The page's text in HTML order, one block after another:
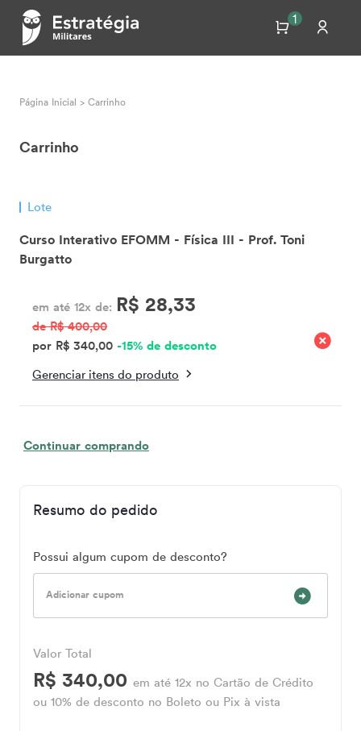
1
Página Inicial>Carrinho
Carrinho
Lote
Curso Interativo EFOMM - Física III - Prof. Toni
Burgatto
em até 12x de: R$ 28,33
de R$ 400,00
por R$ 340,00 -15% de desconto
Gerenciar itens do produto
Continuar comprando
Resumo do pedido
Possui algum cupom de desconto?
Adicionar cupom
Valor Total
R$ 340,00em até 12x no Cartão de Crédito
ou 10% de desconto no Boleto ou Pix à vista